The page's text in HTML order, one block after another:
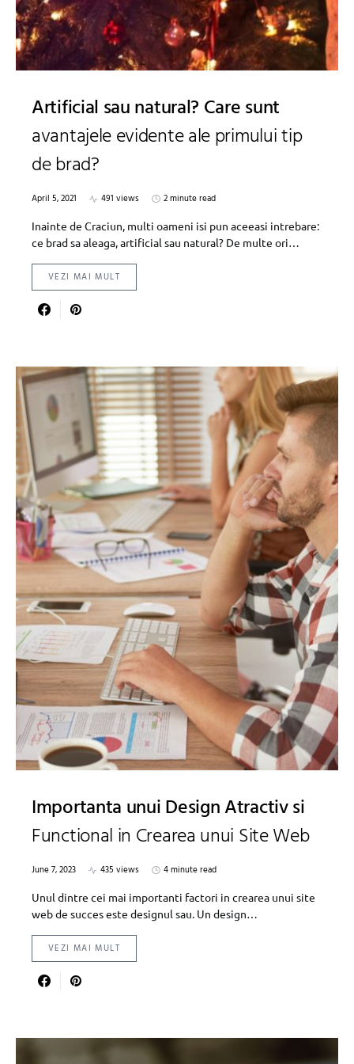
Artificial sau natural? Care sunt
avantajele evidente ale primului tip
de brad?
April 5, 2021 491 views
2 minute read
Inainte de Craciun, multi oameni isi pun aceeasi intrebare:
ce brad sa aleaga, artificial sau natural? De multe ori…
VEZI MAI MULT
Importanta unui Design Atractiv si
Functional in Crearea unui Site Web
June 7, 2023 435 views
4 minute read
Unul dintre cei mai importanti factori in crearea unui site
web de succes este designul sau. Un design…
VEZI MAI MULT